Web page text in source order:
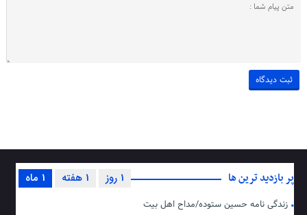
پر بازدید ترین ها 1 ماه 1 هفته 1 روز
زندگی نامه حسین ستوده/مداح اهل بیت